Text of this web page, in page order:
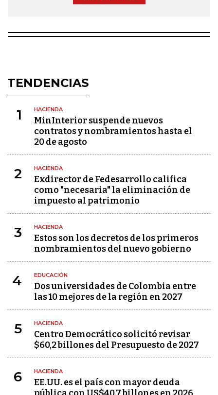
TENDENCIAS
1 HACIENDA
MinInterior suspende nuevos
contratos y nombramientos hasta el
20 de agosto
2 HACIENDA
Exdirector de Fedesarrollo califica
como "necesaria" la eliminación de
impuesto al patrimonio
3 HACIENDA
Estos son los decretos de los primeros
nombramientos del nuevo gobierno
4 EDUCACIÓN
Dos universidades de Colombia entre
las 10 mejores de la región en 2027
5 HACIENDA
Centro Democrático solicitó revisar
$60,2 billones del Presupuesto de 2027
6 HACIENDA
EE.UU. es el país con mayor deuda